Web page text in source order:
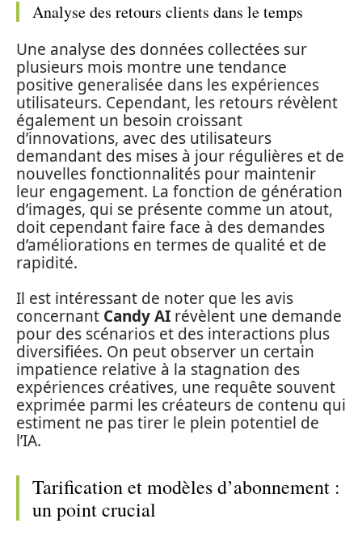
Analyse des retours clients dans le temps
Une analyse des données collectées sur
plusieurs mois montre une tendance
positive generalisée dans les expériences
utilisateurs. Cependant, les retours révèlent
également un besoin croissant
d’innovations, avec des utilisateurs
demandant des mises à jour régulières et de
nouvelles fonctionnalités pour maintenir
leur engagement. La fonction de génération
d’images, qui se présente comme un atout,
doit cependant faire face à des demandes
d’améliorations en termes de qualité et de
rapidité.
Il est intéressant de noter que les avis
concernant Candy AI révèlent une demande
pour des scénarios et des interactions plus
diversifiées. On peut observer un certain
impatience relative à la stagnation des
expériences créatives, une requête souvent
exprimée parmi les créateurs de contenu qui
estiment ne pas tirer le plein potentiel de
l’IA.
Tarification et modèles d’abonnement :
un point crucial